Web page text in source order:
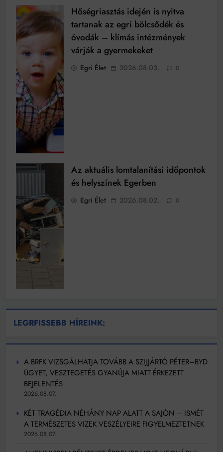
Hőségriasztás idején is nyitva
tartanak az egri bölcsődék és
óvodák – klímás intézmények
várják a gyermekeket
Egri Élet 2026.08.03. 0
Az aktuális lomtalanítási időpontok
és helyszínek Egerben
Egri Élet 2026.08.02. 0
LEGRFISSEBB HÍREINK:
A BRFK VIZSGÁLHATJA TOVÁBB A SZIJJÁRTÓ PÉTER–BYD
ÜGYET, VESZTEGETÉS GYANÚJA MIATT ÉRKEZETT
BEJELENTÉS
2026.08.07.
KÉT TRAGÉDIA NÉHÁNY NAP ALATT A SAJÓN – ISMÉT
A TERMÉSZETES VIZEK VESZÉLYEIRE FIGYELMEZTETNEK
2026.08.07.